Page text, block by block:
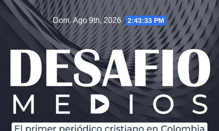
Saltar
contenido
Dom. Ago 9th, 2026 2:43:33 PM